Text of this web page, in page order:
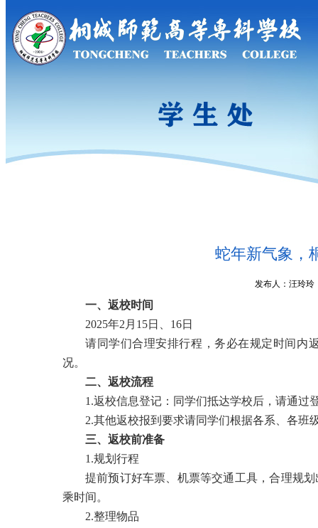
蛇年新气象，
发布人：汪玲玲
一、返校时间
2025年2月15日、16日
请同学们合理安排行程，务必在规定时间内
况。
二、返校流程
1.返校信息登记：同学们抵达学校后，请通过
2.其他返校报到要求请同学们根据各系、各班
三、返校前准备
1.规划行程
提前预订好车票、机票等交通工具，合理规
乘时间。
2.整理物品